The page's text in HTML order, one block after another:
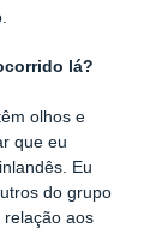
lá?
olhos e
que eu
Eu
do grupo
relação aos